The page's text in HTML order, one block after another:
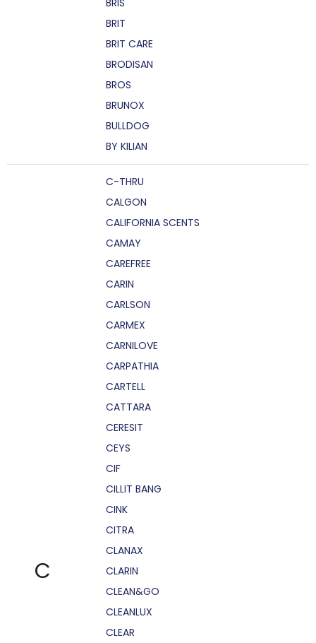
BRIS
BRIT
BRIT CARE
BRODISAN
BROS
BRUNOX
BULLDOG
BY KILIAN
C
C-THRU
CALGON
CALIFORNIA SCENTS
CAMAY
CAREFREE
CARIN
CARLSON
CARMEX
CARNILOVE
CARPATHIA
CARTELL
CATTARA
CERESIT
CEYS
CIF
CILLIT BANG
CINK
CITRA
CLANAX
CLARIN
CLEAN&GO
CLEANLUX
CLEAR